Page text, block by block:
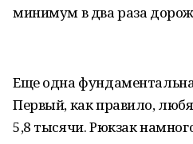
минимум в два раза
Еще одна
Первый, как правило,
5,8 тысячи. Рюкзак